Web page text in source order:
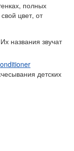
полных
цвет, от
названия звучат
детских